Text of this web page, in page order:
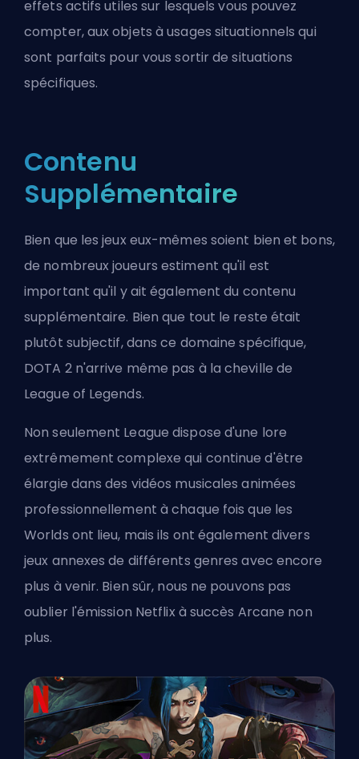
effets actifs utiles sur lesquels vous pouvez
compter, aux objets à usages situationnels qui
sont parfaits pour vous sortir de situations
spécifiques.
Contenu
Supplémentaire
Bien que les jeux eux-mêmes soient bien et bons,
de nombreux joueurs estiment qu'il est
important qu'il y ait également du contenu
supplémentaire. Bien que tout le reste était
plutôt subjectif, dans ce domaine spécifique,
DOTA 2 n'arrive même pas à la cheville de
League of Legends.
Non seulement League dispose d'une lore
extrêmement complexe qui continue d'être
élargie dans des vidéos musicales animées
professionnellement à chaque fois que les
Worlds ont lieu, mais ils ont également divers
jeux annexes de différents genres avec encore
plus à venir. Bien sûr, nous ne pouvons pas
oublier l'émission Netflix à succès Arcane non
plus.